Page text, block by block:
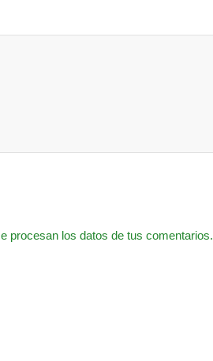
procesan los datos de tus comentarios.